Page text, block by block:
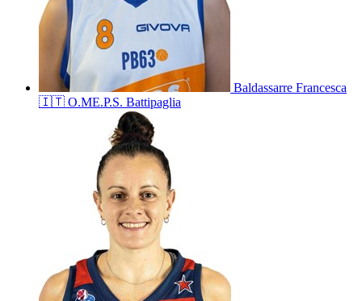
Baldassarre Francesca
🇮🇹 O.ME.P.S. Battipaglia